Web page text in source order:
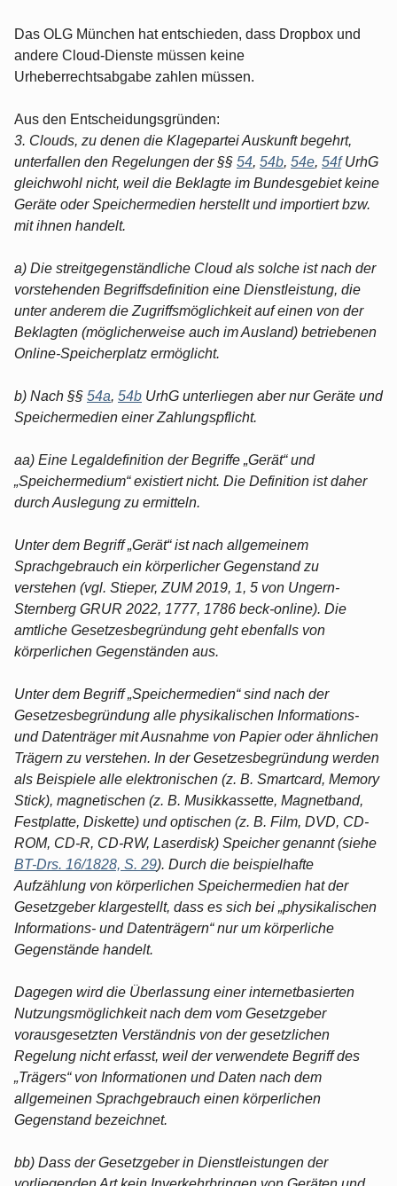
Das OLG München hat entschieden, dass Dropbox und
andere Cloud-Dienste müssen keine
Urheberrechtsabgabe zahlen müssen.
Aus den Entscheidungsgründen:
3. Clouds, zu denen die Klagepartei Auskunft begehrt,
unterfallen den Regelungen der §§ 54, 54b, 54e, 54fUrhG
gleichwohl nicht, weil die Beklagte im Bundesgebiet keine
Geräte oder Speichermedien herstellt und importiert bzw.
mit ihnen handelt.
a) Die streitgegenständliche Cloud als solche ist nach der
vorstehenden Begriffsdefinition eine Dienstleistung, die
unter anderem die Zugriffsmöglichkeit auf einen von der
Beklagten (möglicherweise auch im Ausland) betriebenen
Online-Speicherplatz ermöglicht.
b) Nach §§ 54a, 54b UrhG unterliegen aber nur Geräte und
Speichermedien einer Zahlungspflicht.
aa) Eine Legaldefinition der Begriffe „Gerät“ und
„Speichermedium“ existiert nicht. Die Definition ist daher
durch Auslegung zu ermitteln.
Unter dem Begriff „Gerät“ ist nach allgemeinem
Sprachgebrauch ein körperlicher Gegenstand zu
verstehen (vgl. Stieper, ZUM 2019, 1, 5 von Ungern-
Sternberg GRUR 2022, 1777, 1786 beck-online). Die
amtliche Gesetzesbegründung geht ebenfalls von
körperlichen Gegenständen aus.
Unter dem Begriff „Speichermedien“ sind nach der
Gesetzesbegründung alle physikalischen Informations-
und Datenträger mit Ausnahme von Papier oder ähnlichen
Trägern zu verstehen. In der Gesetzesbegründung werden
als Beispiele alle elektronischen (z. B. Smartcard, Memory
Stick), magnetischen (z. B. Musikkassette, Magnetband,
Festplatte, Diskette) und optischen (z. B. Film, DVD, CD-
ROM, CD-R, CD-RW, Laserdisk) Speicher genannt (siehe
BT-Drs. 16/1828, S. 29). Durch die beispielhafte
Aufzählung von körperlichen Speichermedien hat der
Gesetzgeber klargestellt, dass es sich bei „physikalischen
Informations- und Datenträgern“ nur um körperliche
Gegenstände handelt.
Dagegen wird die Überlassung einer internetbasierten
Nutzungsmöglichkeit nach dem vom Gesetzgeber
vorausgesetzten Verständnis von der gesetzlichen
Regelung nicht erfasst, weil der verwendete Begriff des
„Trägers“ von Informationen und Daten nach dem
allgemeinen Sprachgebrauch einen körperlichen
Gegenstand bezeichnet.
bb) Dass der Gesetzgeber in Dienstleistungen der